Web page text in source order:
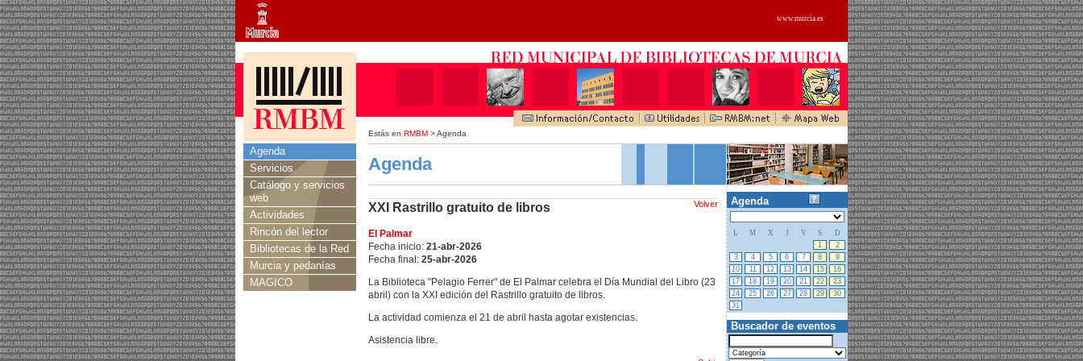
www.murcia.es
Estás en RMBM > Agenda
Agenda
Servicios
Catálogo y servicios
web
Actividades
Rincón del lector
Bibliotecas de la Red
Murcia y pedanías
MAGICO
Agenda
Volver
XXI Rastrillo gratuito de libros
El Palmar
Fecha inicio: 21-abr-2026
Fecha final: 25-abr-2026
La Biblioteca "Pelagio Ferrer" de El Palmar celebra el Día Mundial del Libro (23
abril) con la XXI edición del Rastrillo gratuito de libros.
La actividad comienza el 21 de abril hasta agotar existencias.
Asistencia libre.
Agenda
L M X J V S
D
1
2
3
4 5 6 7 8
9
10
11 12 13 14 15
16
17
18 19 20 21 22
23
24
25 26 27 28 29
30
31
Buscador de eventos